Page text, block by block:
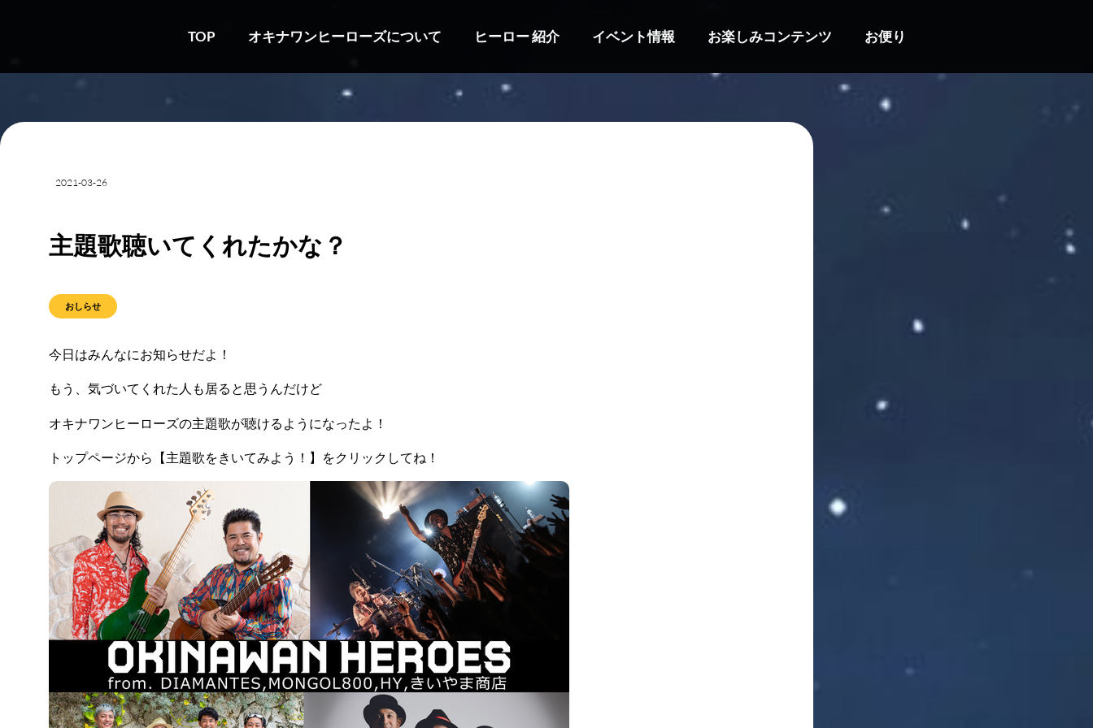
TOP オキナワンヒーローズについて ヒーロー 紹介 イベント情報 お楽しみコンテンツ お便り
2021-03-26
主題歌聴いてくれたかな？
おしらせ
今日はみんなにお知らせだよ！
もう、気づいてくれた人も居ると思うんだけど
オキナワンヒーローズの主題歌が聴けるようになったよ！
トップページから【主題歌をきいてみよう！】をクリックしてね！